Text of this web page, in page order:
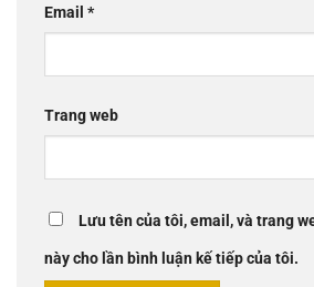
Email *
Trang web
Lưu tên của tôi, email, và trang
này cho lần bình luận kế tiếp của tôi.